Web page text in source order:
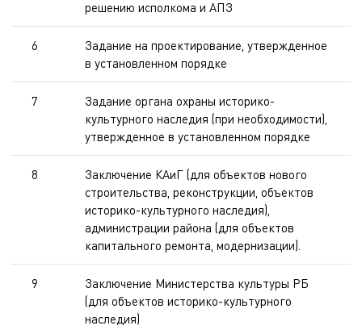
решению исполкома и АПЗ
6
Задание на проектирование, утвержденное
в установленном порядке
7
Задание органа охраны историко-
культурного наследия (при необходимости),
утвержденное в установленном порядке
8
Заключение КАиГ (для объектов нового
строительства, реконструкции, объектов
историко-культурного наследия),
администрации района (для объектов
капитального ремонта, модернизации).
9
Заключение Министерства культуры РБ
(для объектов историко-культурного
наследия)